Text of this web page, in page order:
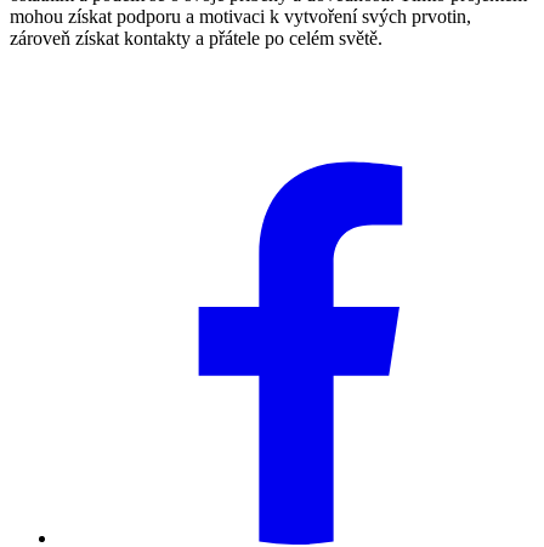
mohou získat podporu a motivaci k vytvoření svých prvotin,
zároveň získat kontakty a přátele po celém světě.